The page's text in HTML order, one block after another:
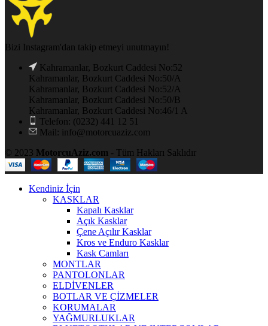
Bizi Instagram'dan takip etmeyi unutmayın!
Kahramanlar, Bozkurt Caddesi No:52
Kahramanlar, Bozkurt Caddesi No:50/A
Kahramanlar, Bozkurt Caddesi No:52/A
Kahramanlar, Bozkurt Caddesi No:50/B
Kahramanlar, Bozkurt Caddesi No:46/1 A
Telefon: (0232) 441 12 51
Mail: info@motorcuaziz.com
© 2023 MotorcuAziz.com - Tüm Hakları Saklıdır
Kendiniz İçin
KASKLAR
Kapalı Kasklar
Açık Kasklar
Çene Açılır Kasklar
Kros ve Enduro Kasklar
Kask Camları
MONTLAR
PANTOLONLAR
ELDİVENLER
BOTLAR VE ÇİZMELER
KORUMALAR
YAĞMURLUKLAR